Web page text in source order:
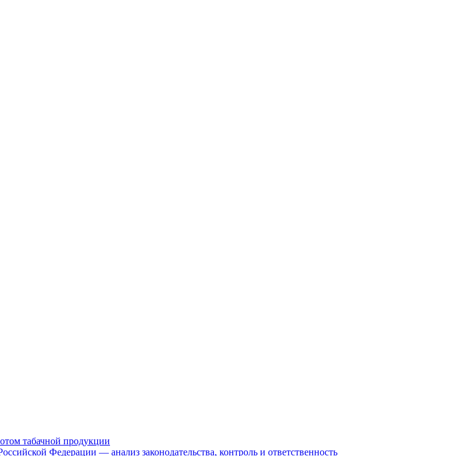
табачной продукции
Федерации — анализ законодательства, контроль и ответственность